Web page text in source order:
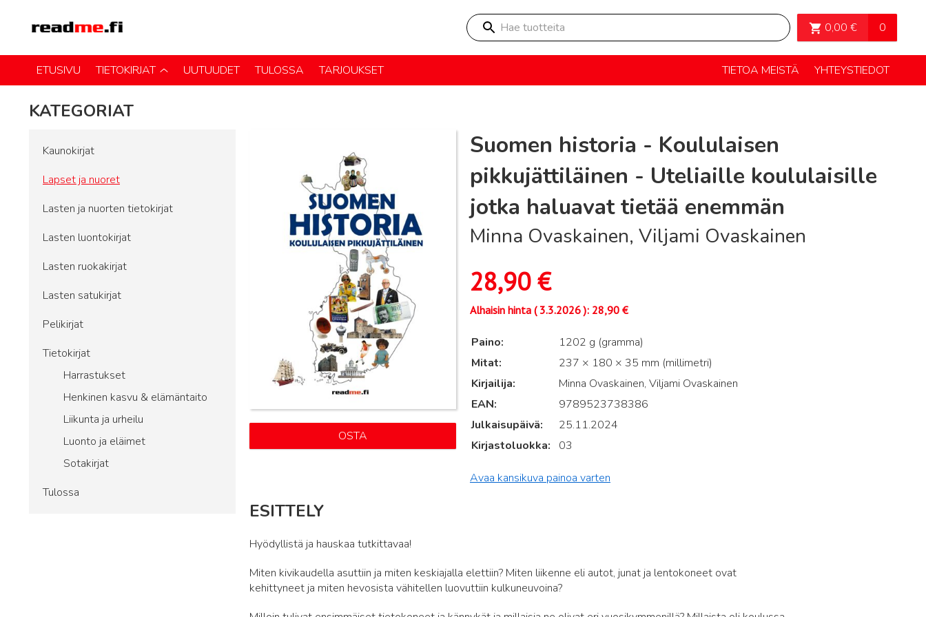
Hae tuotteita 0,00 € 0
OSTOSKORI>
ETUSIVU TIETOKIRJAT UUTUUDET TULOSSA TARJOUKSET TIETOA MEISTÄ YHTEYSTIEDOT
KATEGORIAT
Kaunokirjat
Lapset ja nuoret
Lasten ja nuorten tietokirjat
Lasten luontokirjat
Lasten ruokakirjat
Lasten satukirjat
Pelikirjat
Tietokirjat
Harrastukset
Henkinen kasvu & elämäntaito
Liikunta ja urheilu
Luonto ja eläimet
Sotakirjat
Tulossa
OSTA
Suomen historia - Koululaisen
pikkujättiläinen - Uteliaille koululaisille
jotka haluavat tietää enemmän
Minna Ovaskainen, Viljami Ovaskainen
28,90€
Alhaisin hinta (3.3.2026): 28,90 €
Paino
1202 g (gramma)
Mitat
237 × 180 × 35 mm (millimetri)
Kirjailija
Minna Ovaskainen, Viljami Ovaskainen
EAN
9789523738386
Julkaisupäivä
25.11.2024
Kirjastoluokka
03
Avaa kansikuva painoa varten
ESITTELY
Hyödyllistä ja hauskaa tutkittavaa!
Miten kivikaudella asuttiin ja miten keskiajalla elettiin? Miten liikenne eli autot, junat ja lentokoneet ovat
kehittyneet ja miten hevosista vähitellen luovuttiin kulkuneuvoina?